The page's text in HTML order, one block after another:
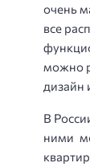
очень
все
можно
дизайн
В
ними